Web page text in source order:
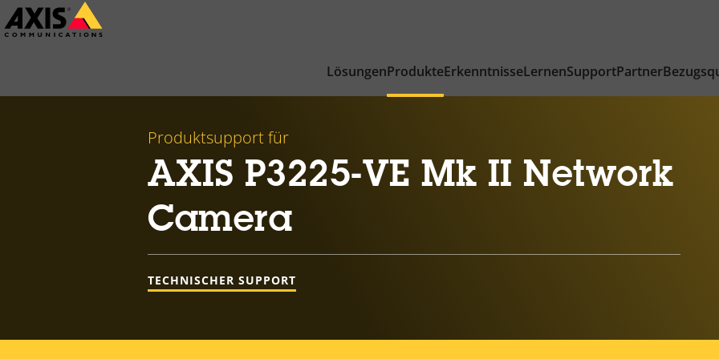
Zum
Hauptinhalt
LösungenProdukteErkenntnisseLernenSupportPartner
Produktsupport für
AXIS P3225-VE Mk II Network
Camera
TECHNISCHER SUPPORT